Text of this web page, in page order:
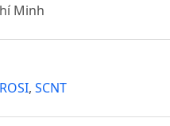
Minh
ROSI, SCNT